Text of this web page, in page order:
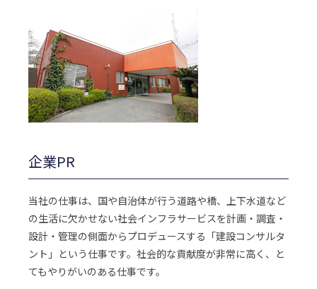
企業PR
当社の仕事は、国や自治体が行う道路や橋、上下水道など
の生活に欠かせない社会インフラサービスを計画・調査・
設計・管理の側面からプロデュースする「建設コンサルタ
ント」という仕事です。社会的な貢献度が非常に高く、と
てもやりがいのある仕事です。